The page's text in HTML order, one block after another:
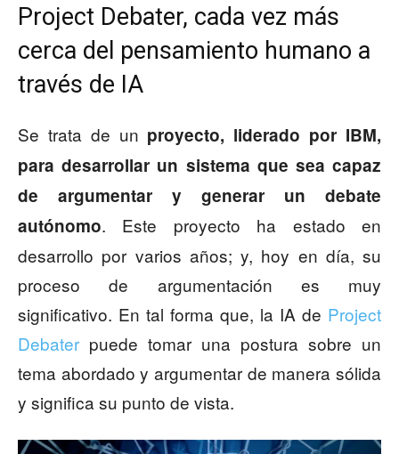
Project Debater, cada vez más
cerca del pensamiento humano a
través de IA
Se trata de un proyecto, liderado por IBM,
para desarrollar un sistema que sea capaz
de argumentar y generar un debate
autónomo. Este proyecto ha estado en
desarrollo por varios años; y, hoy en día, su
proceso de argumentación es muy
significativo. En tal forma que, la IA de Project
Debater puede tomar una postura sobre un
tema abordado y argumentar de manera sólida
y significa su punto de vista.